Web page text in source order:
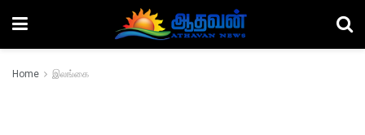
Home இலங்கை